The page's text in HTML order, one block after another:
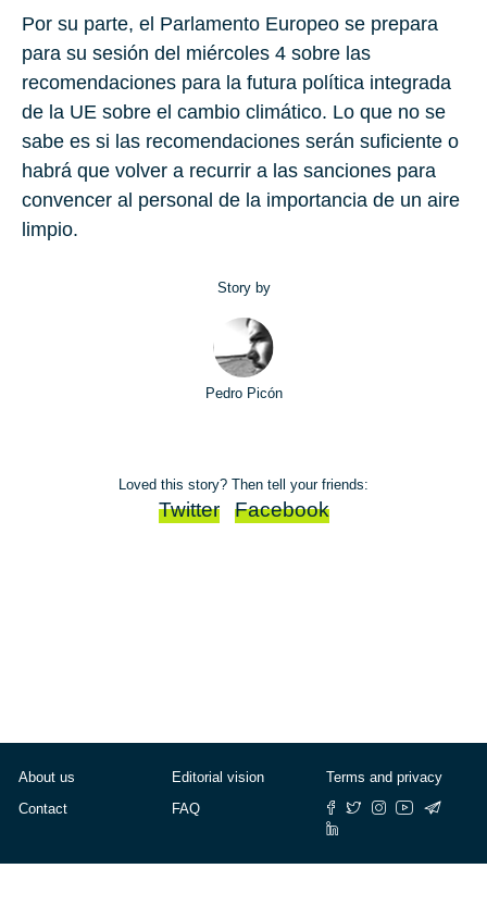
Por su parte, el Parlamento Europeo se prepara
para su sesión del miércoles 4 sobre las
recomendaciones para la futura política integrada
de la UE sobre el cambio climático. Lo que no se
sabe es si las recomendaciones serán suficiente o
habrá que volver a recurrir a las sanciones para
convencer al personal de la importancia de un aire
limpio.
Story by
Pedro Picón
Loved this story? Then tell your friends:
Twitter Facebook
About us
Contact
Editorial vision
FAQ
Terms and privacy